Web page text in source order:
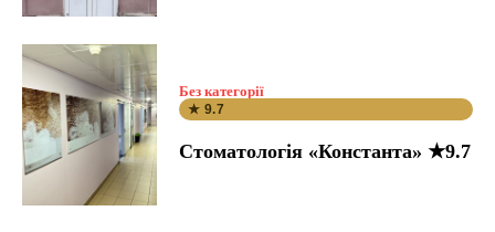
Без категорії
★ 9.7
Стоматологія «Константа» ★9.7